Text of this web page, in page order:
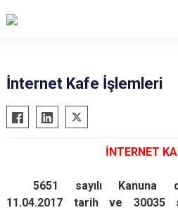
Acıpayam
Pamukkale
Bekilli
İnternet Kafe İşlemleri
İNTERNET
5651 sayılı Kanuna
11.04.2017 tarih ve 30035